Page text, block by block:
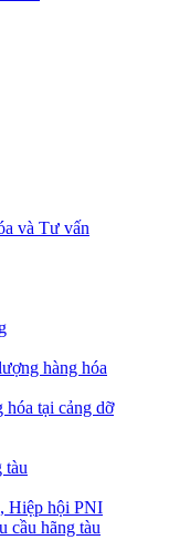
và Tư vấn
hàng hóa
hóa tại cảng dỡ
tàu
Hiệp hội PNI
cầu hãng tàu